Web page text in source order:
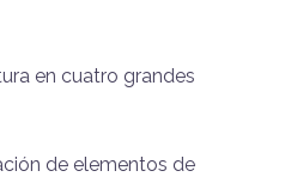
en cuatro grandes
de elementos de